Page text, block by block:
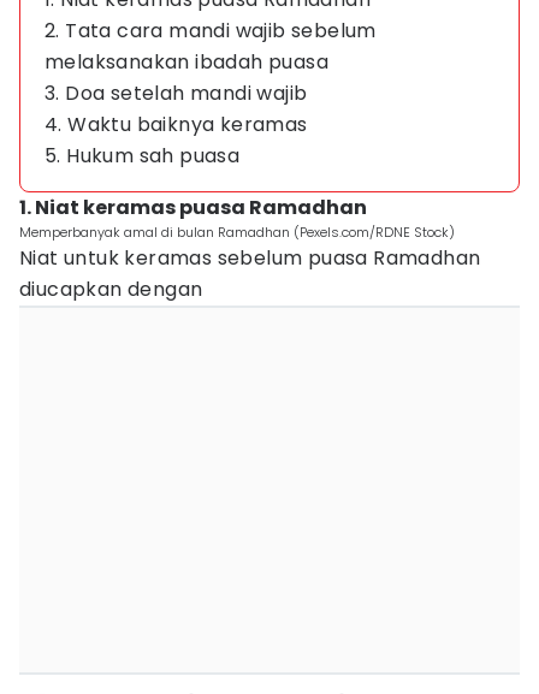
2. Tata cara mandi wajib sebelum
melaksanakan ibadah puasa
3. Doa setelah mandi wajib
4. Waktu baiknya keramas
5. Hukum sah puasa
1. Niat keramas puasa Ramadhan
Memperbanyak amal di bulan Ramadhan (Pexels.com/RDNE Stock)
Niat untuk keramas sebelum puasa Ramadhan
diucapkan dengan